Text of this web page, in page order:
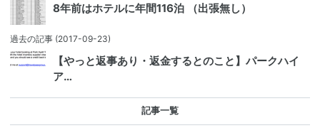
8年前はホテルに年間116泊 （出張無し）
過去の記事 (2017-09-23)
【やっと返事あり・返金するとのこと】パークハイ
ア…
記事一覧